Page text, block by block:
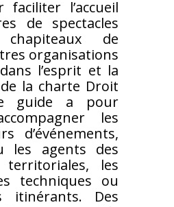
faciliter l’accueil
de spectacles
chapiteaux de
organisations
l’esprit et la
la charte Droit
guide a pour
les
d’événements,
les agents des
territoriales, les
techniques ou
itinérants. Des